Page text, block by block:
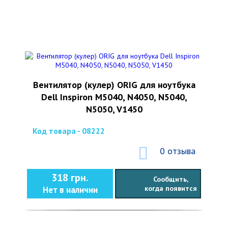
Вентилятор (кулер) ORIG для ноутбука
Dell Inspiron M5040, N4050, N5040,
N5050, V1450
Код товара - 08222
0 отзыва
318 грн.
Нет в наличии
Сообщить,
когда появится